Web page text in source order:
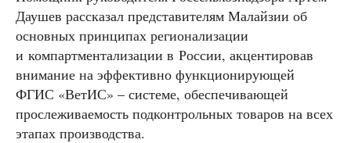
Даушев рассказал представителям Малайзии об
основных принципах регионализации
и компартментализации в России, акцентировав
внимание на эффективно функционирующей
ФГИС «ВетИС» – системе, обеспечивающей
прослеживаемость подконтрольных товаров на всех
этапах производства.